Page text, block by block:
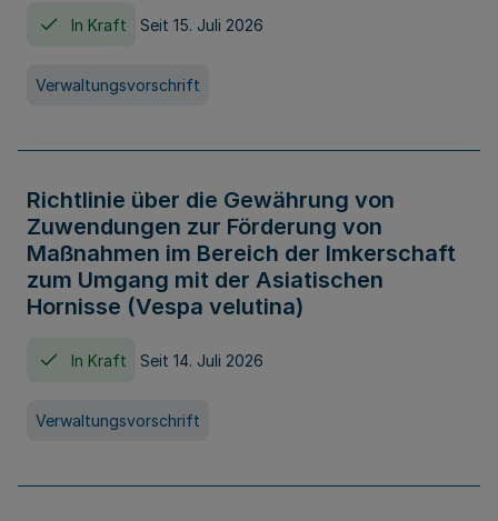
In Kraft Seit 15. Juli 2026
Verwaltungsvorschrift
Richtlinie über die Gewährung von
Zuwendungen zur Förderung von
Maßnahmen im Bereich der Imkerschaft
zum Umgang mit der Asiatischen
Hornisse (Vespa velutina)
In Kraft Seit 14. Juli 2026
Verwaltungsvorschrift